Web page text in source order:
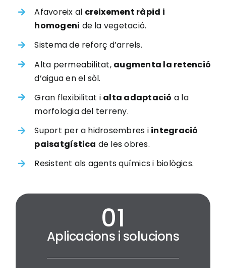
Afavoreix al creixement ràpid i
homogeni de la vegetació.
Sistema de reforç d’arrels.
Alta permeabilitat, augmenta la retenció
d’aigua en el sòl.
Gran flexibilitat i alta adaptació a la
morfologia del terreny.
Suport per a hidrosembres i integració
paisatgística de les obres.
Resistent als agents químics i biològics.
Aplicacions i solucions